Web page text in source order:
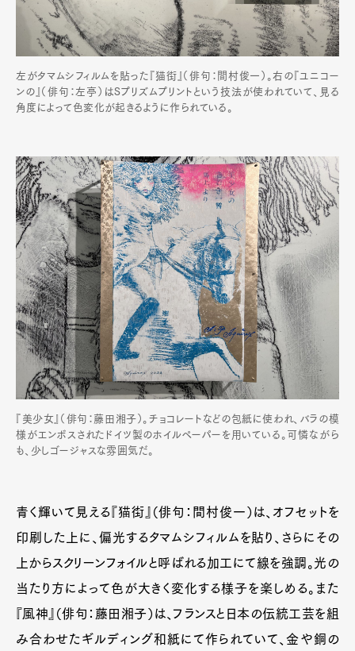
左がタマムシフィルムを貼った『猫街』（俳句：間村俊一）。右の『ユニコー
ンの』（俳句：左亭）はSプリズムプリントという技法が使われていて、見る
角度によって色変化が起きるように作られている。
『美少女』（俳句：藤田湘子）。チョコレートなどの包紙に使われ、バラの模
様がエンボスされたドイツ製のホイルペーパーを用いている。可憐ながら
も、少しゴージャスな雰囲気だ。
青く輝いて見える『猫街』（俳句：間村俊一）は、オフセットを
印刷した上に、偏光するタマムシフィルムを貼り、さらにその
上からスクリーンフォイルと呼ばれる加工にて線を強調。光の
当たり方によって色が大きく変化する様子を楽しめる。また
『風神』（俳句：藤田湘子）は、フランスと日本の伝統工芸を組
み合わせたギルディング和紙にて作られていて、金や銅の